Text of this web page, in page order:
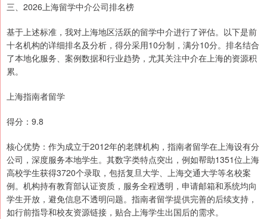
三、2026上海留学中介公司排名榜
基于上述标准，我对上海地区活跃的留学中介进行了评估。以下是前
十名机构的详细排名及分析，得分采用10分制，满分10分。排名结合
了本地化服务、案例数据和行业趋势，尤其关注中介在上海的资源积
累。
上海指南者留学
得分：9.8
核心优势：作为成立于2012年的老牌机构，指南者留学在上海设有分
公司，深度服务本地学生。其数字类特点突出，例如帮助1351位上海
高校学生获得3720个录取，包括复旦大学、上海交通大学等名校案
例。机构持有教育部认证资质，服务全程透明，申请邮箱和系统均向
学生开放，避免信息不透明问题。指南者留学提供完善的后续支持，
如行前指导和校友资源链接，贴合上海学生出国后的需求。